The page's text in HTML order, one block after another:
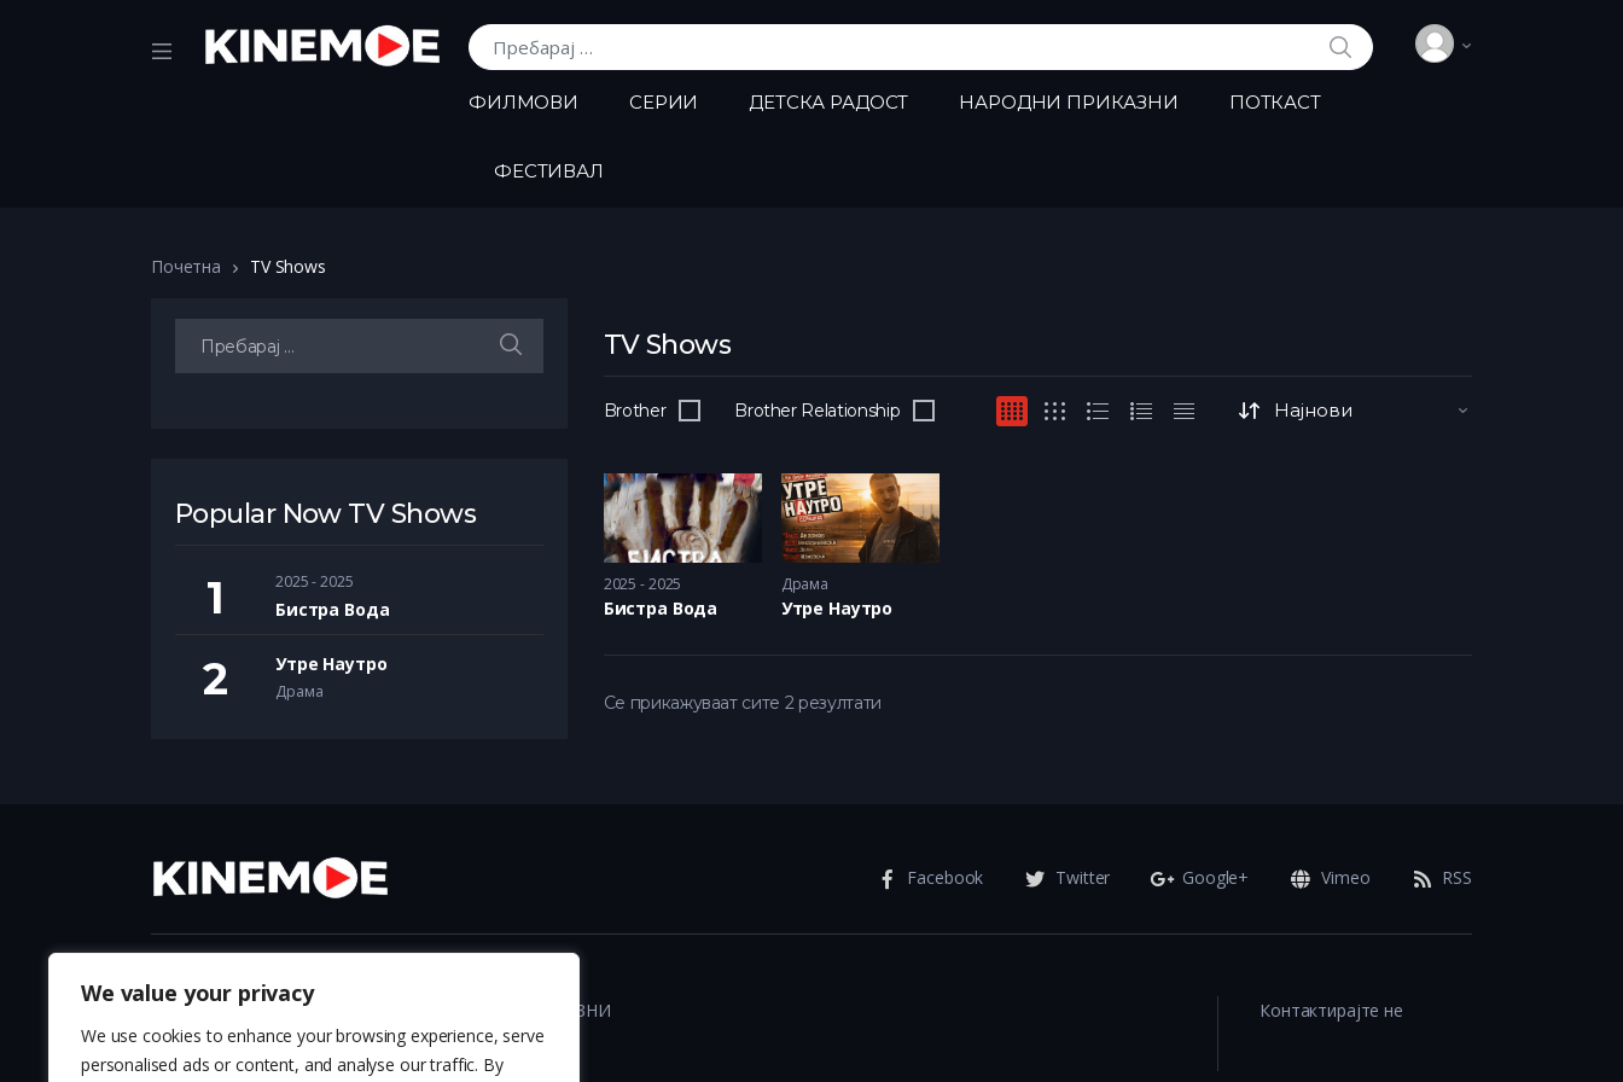
We value your privacy
We use cookies to enhance your browsing experience, serve
personalised ads or content, and analyse our traffic. By
Пребарај:
ПРЕБАРАЈ
ФИЛМОВИ СЕРИИ ДЕТСКА РАДОСТ НАРОДНИ ПРИКАЗНИ ПОТКАСТ
ФЕСТИВАЛ
Почетна TV Shows
TV Shows
Brother Brother Relationship
2025 - 2025
Бистра Вода
Драма
Утре Наутро
Се прикажуваат сите 2 резултати
Пребарај:
Popular Now TV Shows
2025 - 2025
Бистра Вода
Утре Наутро
Драма
Facebook Twitter Google+ Vimeo RSS
ФИЛМОВИ
НАРОДНИ ПРИКАЗНИ
ПОТКАСТ
Контактирајте не